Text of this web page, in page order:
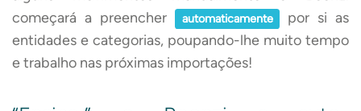
começará a preencher
automaticamente
por si as
entidades e categorias, poupando-lhe muito tempo
e trabalho nas próximas importações!